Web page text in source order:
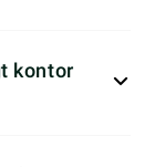
kontor